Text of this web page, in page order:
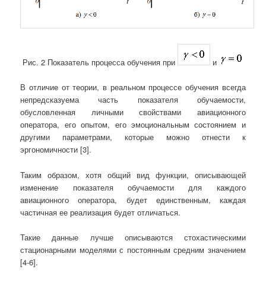
Рис. 2 Показатель процесса обучения при и
В отличие от теории, в реальном процессе обучения всегда
непредсказуема часть показателя обучаемости,
обусловленная личными свойствами авиационного
оператора, его опытом, его эмоциональным состоянием и
другими параметрами, которые можно отнести к
эргономичности [3].
Таким образом, хотя общий вид функции, описывающей
изменение показателя обучаемости для каждого
авиационного оператора, будет единственным, каждая
частичная ее реализация будет отличаться.
Такие данные лучше описываются стохастическими
стационарными моделями с постоянным средним значением
[4-6].